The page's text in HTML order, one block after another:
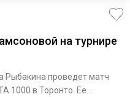
на турнире
Рыбакина проведет матч
1000 в Торонто. Ее